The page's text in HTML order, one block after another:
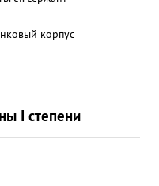
корпус
I степени